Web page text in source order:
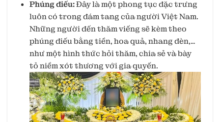
Phúng điếu:Đây là một phong tục đặc trưng
luôn có trong đám tang của người Việt Nam.
Những người đến thăm viếng sẽ kèm theo
phúng điếu bằng tiền, hoa quả, nhang đèn,…
như một hình thức hỏi thăm, chia sẻ và bày
tỏ niềm xót thương với gia quyến.